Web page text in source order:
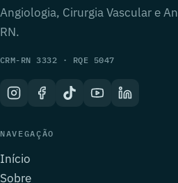
Angiologia, Cirurgia Vascular e
RN.
CRM-RN 3332 · RQE 5047
NAVEGAÇÃO
Início
Sobre